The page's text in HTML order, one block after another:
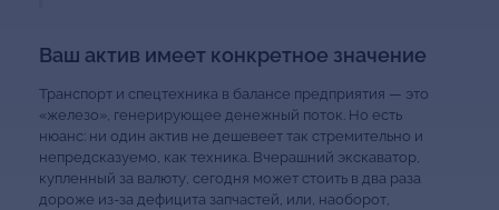
Ваш актив имеет конкретное значение
Транспорт и спецтехника в балансе предприятия — это
«железо», генерирующее денежный поток. Но есть
нюанс: ни один актив не дешевеет так стремительно и
непредсказуемо, как техника. Вчерашний экскаватор,
купленный за валюту, сегодня может стоить в два раза
дороже из-за дефицита запчастей, или, наоборот,